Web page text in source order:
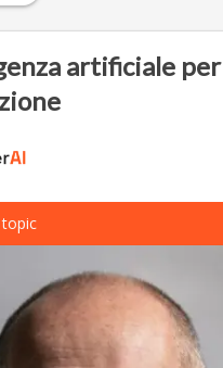
artificiale per